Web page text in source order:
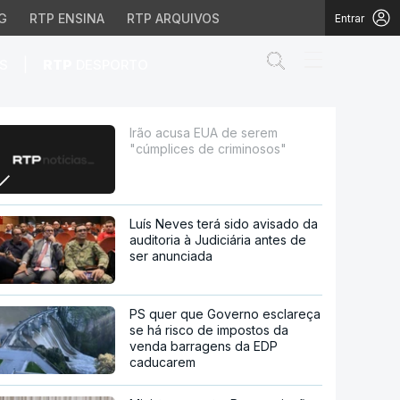
RTP ENSINA RTP ARQUIVOS Entrar
Irão acusa EUA de serem
"cúmplices de criminosos"
Luís Neves terá sido avisado da
auditoria à Judiciária antes de
ser anunciada
PS quer que Governo esclareça
se há risco de impostos da
venda barragens da EDP
caducarem